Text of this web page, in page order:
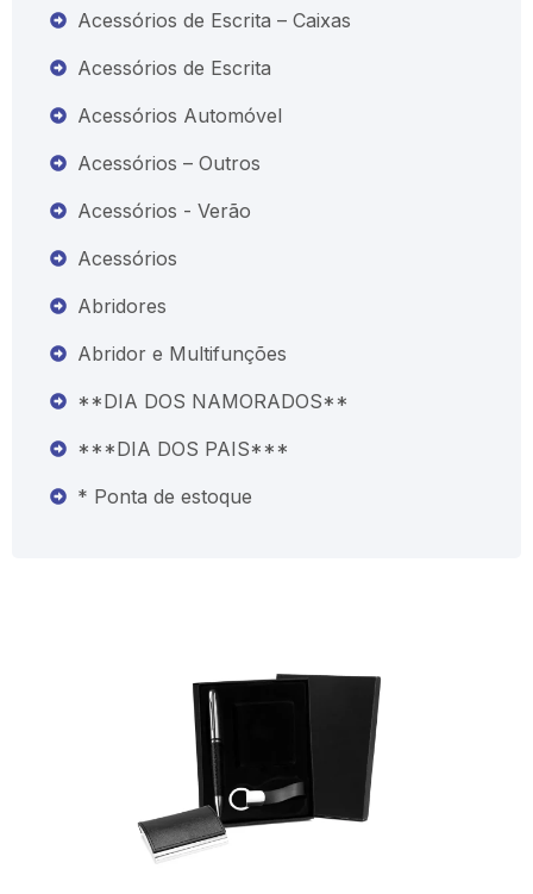
Acessórios de Escrita – Caixas
Acessórios de Escrita
Acessórios Automóvel
Acessórios – Outros
Acessórios - Verão
Acessórios
Abridores
Abridor e Multifunções
**DIA DOS NAMORADOS**
***DIA DOS PAIS***
* Ponta de estoque